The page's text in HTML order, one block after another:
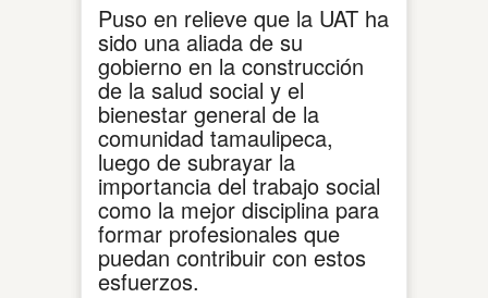
Puso en relieve que la UAT ha
sido una aliada de su
gobierno en la construcción
de la salud social y el
bienestar general de la
comunidad tamaulipeca,
luego de subrayar la
importancia del trabajo social
como la mejor disciplina para
formar profesionales que
puedan contribuir con estos
esfuerzos.